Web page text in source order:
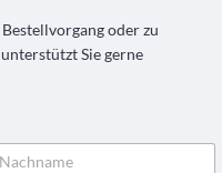
oder zu
Sie gerne